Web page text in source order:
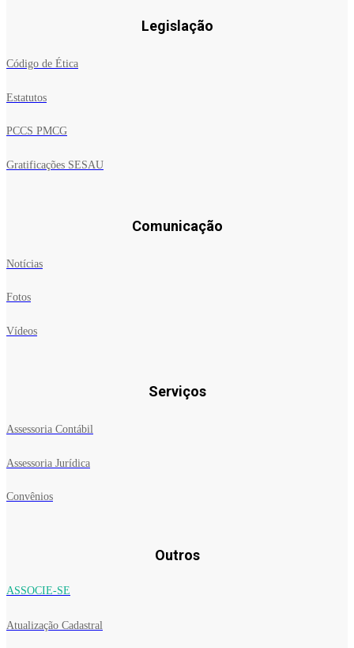
Legislação
Código de Ética
Estatutos
PCCS PMCG
Gratificações SESAU
Comunicação
Notícias
Fotos
Vídeos
Serviços
Assessoria Contábil
Assessoria Jurídica
Convênios
Outros
ASSOCIE-SE
Atualização Cadastral